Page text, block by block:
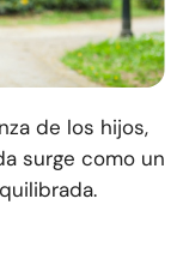
de los hijos,
surge como un